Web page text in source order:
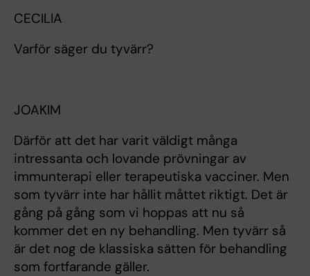
CECILIA
Varför säger du tyvärr?
JOAKIM
Därför att det har varit väldigt många
intressanta och lovande prövningar av
immunterapi eller terapeutiska vacciner. Men
som tyvärr inte har hållit måttet riktigt. Det är
gång på gång som vi hoppas att nu så
kommer det en ny behandling. Men tyvärr så
är det nog de klassiska sätten för behandling
som fortfarande gäller.